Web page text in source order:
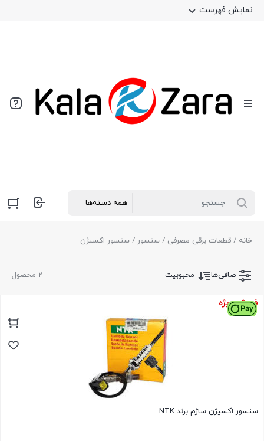
نمایش فهرست
خانه / قطعات برقی مصرفی / سنسور / سنسور اکسیژن
2 محصول صافی‌ها محبوبیت
فروش ویژه
سنسور اکسیژن ساژم برند NTK